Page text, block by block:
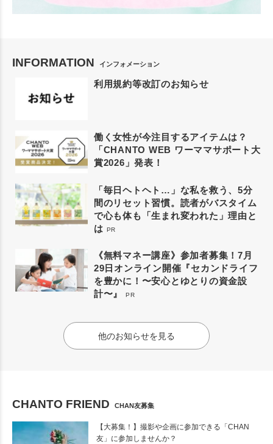
INFORMATION インフォメーション
利用規約等改訂のお知らせ
働く女性が今注目するアイテムは？
「CHANTO WEB ワーママサポート大
賞2026」発表！
「毎日ヘトヘト…」な私を救う、5分
間のリセット習慣。読者がバスタイム
で心も体も「生まれ変われた」理由と
は PR
《無料マネー講座》参加者募集！7月
29日オンライン開催『セカンドライフ
を豊かに！〜安心とゆとりの資金設
計〜』
PR
他のお知らせを見る
CHANTO FRIEND CHAN友募集
【大募集！】撮影や企画に参加できる「CHAN
友」に参加しませんか？